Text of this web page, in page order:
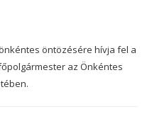
öntözésére hívja fel a
az Önkéntes